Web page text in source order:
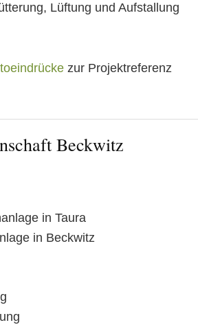
Lüftung und Aufstallung
zur Projektreferenz
Beckwitz
in Taura
in Beckwitz